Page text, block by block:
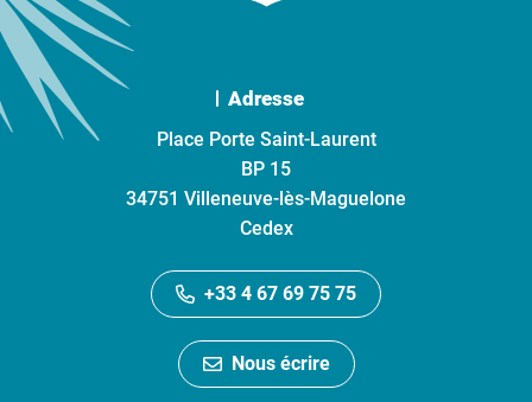
Adresse
Place Porte Saint-Laurent
BP 15
34751 Villeneuve-lès-Maguelone
Cedex
+33 4 67 69 75 75
Nous écrire